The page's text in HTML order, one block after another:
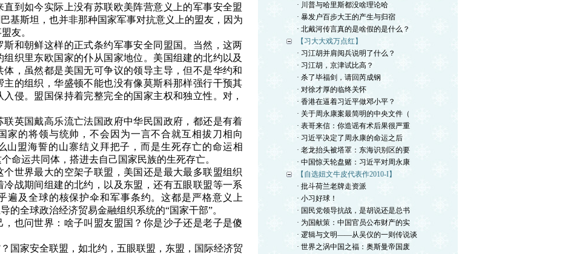
到如今实际上没有苏联欧美阵营意义上的军事安全盟
基斯坦，也并非那种国家军事对抗意义上的盟友，因为
友。
斯和朝鲜这样的正式条约军事安全同盟国。当然，这两
组织里东欧国家的仆从国家地位。美国组建的北约以及
，虽然都是美国无可争议的领导主导，但不是华约和
主的组织，华盛顿不能也没有像莫斯科那样强行干预其
侵。盟国保持着完整完全的国家主权和独立性。对，
联英国戴高乐流亡法国政府中华民国政府，都还是有着
家的将领与统帅，不会因为一言不合就互相拔刀相向
盟海誓的山寨结义拜把子，而是生死存亡的命运相
命运共同体，搭进去自己国家民族的生死存亡。
世界最大的空架子联盟，美国还是最大最多联盟组织
冷战期间组建的北约，以及东盟，还有五眼联盟等一系
遍及全球的核保护伞和军事条约。这都是严格意义上
的全球政治经济贸易金融组织系统的“国家干部”。
也问世界：啥子叫盟友盟国？你是沙子还是老子是傻
国家安全联盟，如北约，五眼联盟，东盟，国际经济贸
· 川普与哈里斯都没啥理论哈
· 暴发户百步大王的产生与归宿
· 北戴河传言真的是啥假的是什么？
【习大大戏万点红】
· 习江胡并肩阅兵说明了什么？
· 习江胡，京津试比高？
· 杀了毕福剑，请回芮成钢
· 对徐才厚的临终关怀
· 香港在逼着习近平做邓小平？
· 关于周永康案最简明的中央文件（
· 表哥来信：你造谣有术后果很严重
· 习近平决定了周永康的命运之后
· 老龙抬头被塔罩：东海识别区的要
· 中国惊天轮盘赌：习近平对周永康
【自选妞文牛皮代表作2010-I】
· 批斗荷兰老牌走资派
· 小习好球！
· 国民党领导抗战，是胡说还是总书
· 为国献策：中国官员公布财产的实
· 逻辑与文明——从吴仪的一则传说谈
· 世界之涡中国之福：奥斯曼帝国废